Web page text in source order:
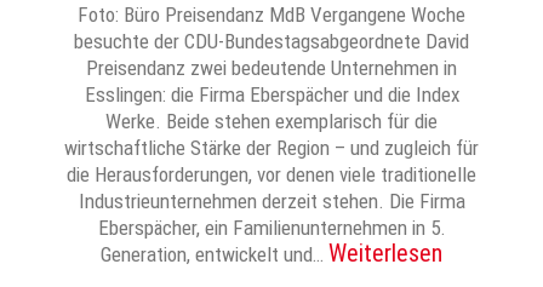
Foto: Büro Preisendanz MdB Vergangene Woche
besuchte der CDU-Bundestagsabgeordnete David
Preisendanz zwei bedeutende Unternehmen in
Esslingen: die Firma Eberspächer und die Index
Werke. Beide stehen exemplarisch für die
wirtschaftliche Stärke der Region – und zugleich für
die Herausforderungen, vor denen viele traditionelle
Industrieunternehmen derzeit stehen. Die Firma
Eberspächer, ein Familienunternehmen in 5.
Generation, entwickelt und… Weiterlesen